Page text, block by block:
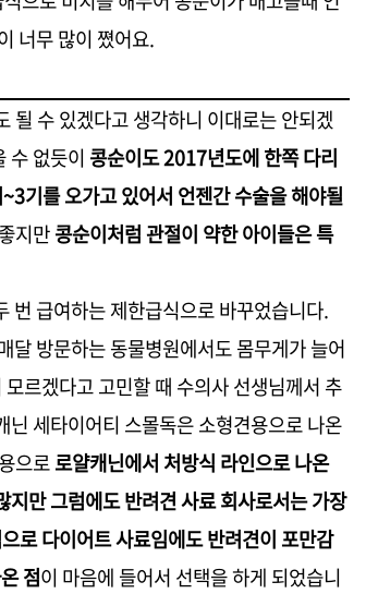
너무 많이 쪘어요.
수 있겠다고 생각하니 이대로는 안되겠
수 없듯이 콩순이도 2017년도에 한쪽 다리
기를 오가고 있어서 언젠간 수술을 해야될
지만콩순이처럼 관절이 약한 아이들은 특
번 급여하는 제한급식으로 바꾸었습니다.
달 방문하는 동물병원에서도 몸무게가 늘어
르겠다고 고민할 때 수의사 선생님께서 추
세타이어티 스몰독은 소형견용으로 나온
으로로얄캐닌에서 처방식 라인으로 나온
만 그럼에도 반려견 사료 회사로서는 가장
로 다이어트 사료임에도 반려견이 포만감
점이 마음에 들어서 선택을 하게 되었습니